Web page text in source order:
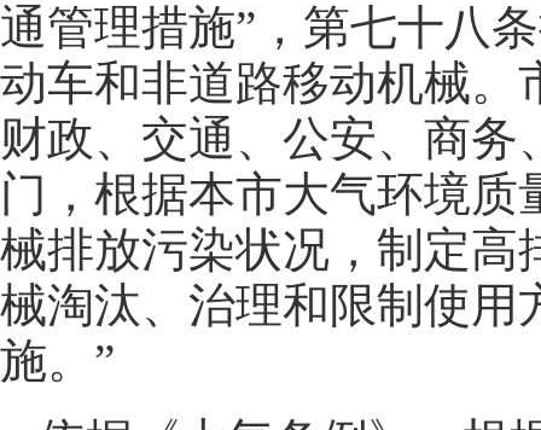
通管理措施”，第七十八
动车和非道路移动机械。
财政、交通、公安、商
门，根据本市大气环境
械排放污染状况，制定高
械淘汰、治理和限制使用
施。”